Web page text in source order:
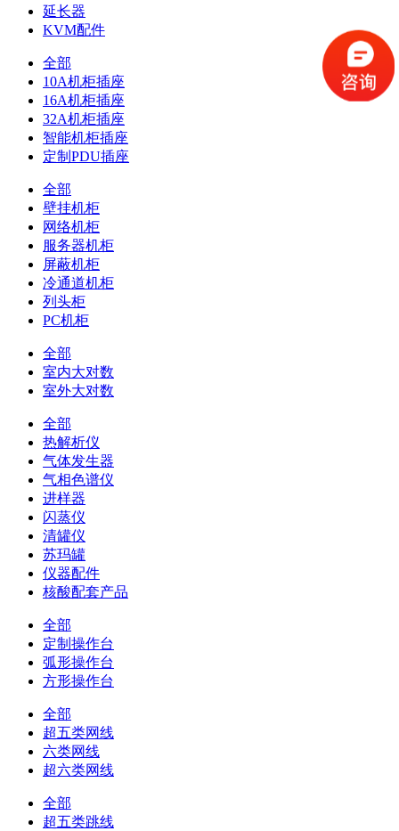
延长器
KVM配件
全部
10A机柜插座
16A机柜插座
32A机柜插座
智能机柜插座
定制PDU插座
全部
壁挂机柜
网络机柜
服务器机柜
屏蔽机柜
冷通道机柜
列头柜
PC机柜
全部
室内大对数
室外大对数
全部
热解析仪
气体发生器
气相色谱仪
进样器
闪蒸仪
清罐仪
苏玛罐
仪器配件
核酸配套产品
全部
定制操作台
弧形操作台
方形操作台
全部
超五类网线
六类网线
超六类网线
全部
超五类跳线